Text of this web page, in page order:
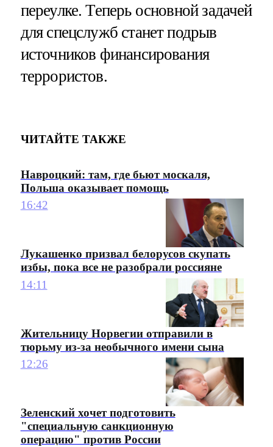
переулке. Теперь основной задачей
для спецслужб станет подрыв
источников финансирования
террористов.
ЧИТАЙТЕ ТАКЖЕ
Навроцкий: там, где бьют москаля,
Польша оказывает помощь
16:42
Лукашенко призвал белорусов скупать
избы, пока все не разобрали россияне
14:11
Жительницу Норвегии отправили в
тюрьму из-за необычного имени сына
12:26
Зеленский хочет подготовить
"специальную санкционную
операцию" против России